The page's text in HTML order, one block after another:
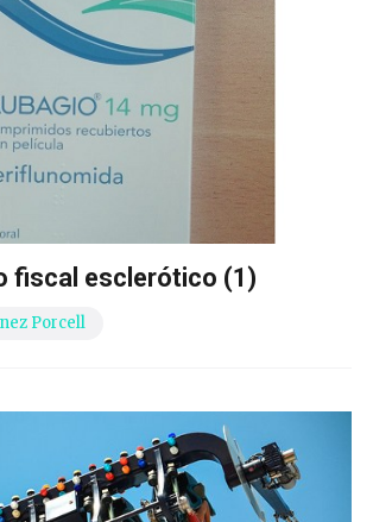
fiscal esclerótico (1)
Porcell